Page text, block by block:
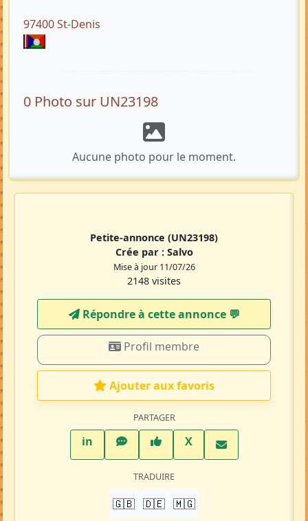
97400 St-Denis
0 Photo sur UN23198
Aucune photo pour le moment.
Petite-annonce (UN23198)
Crée par : Salvo
Mise à jour 11/07/26
2148 visites
Répondre à cette annonce 💬​
Profil membre
Ajouter aux favoris
PARTAGER
inLinkedInWhatsAppFacebook
XTwitter X
TRADUIRE
🇬🇧 🇩🇪 🇲🇬